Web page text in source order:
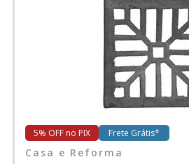
5% OFF no PIX Frete Grátis*
Casa e Reforma